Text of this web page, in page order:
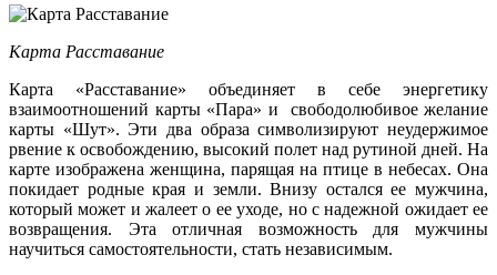
Карта Расставание
Карта «Расставание» объединяет в себе энергетику
взаимоотношений карты «Пара» и свободолюбивое желание
карты «Шут». Эти два образа символизируют неудержимое
рвение к освобождению, высокий полет над рутиной дней. На
карте изображена женщина, парящая на птице в небесах. Она
покидает родные края и земли. Внизу остался ее мужчина,
который может и жалеет о ее уходе, но с надежной ожидает ее
возвращения. Эта отличная возможность для мужчины
научиться самостоятельности, стать независимым.